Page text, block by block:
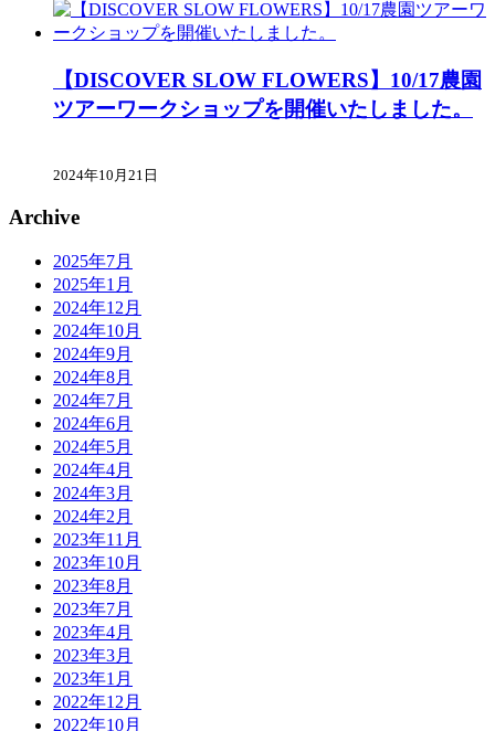
【DISCOVER SLOW FLOWERS】10/17農園
ツアーワークショップを開催いたしました。
2024年10月21日
Archive
2025年7月
2025年1月
2024年12月
2024年10月
2024年9月
2024年8月
2024年7月
2024年6月
2024年5月
2024年4月
2024年3月
2024年2月
2023年11月
2023年10月
2023年8月
2023年7月
2023年4月
2023年3月
2023年1月
2022年12月
2022年10月